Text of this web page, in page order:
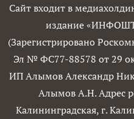
Сайт входит в
издание
(Зарегистрировано
Эл № ФС77-88578 от 29
ИП Алымов Александр
Алымов А.Н. Адрес
Калининградская, г.